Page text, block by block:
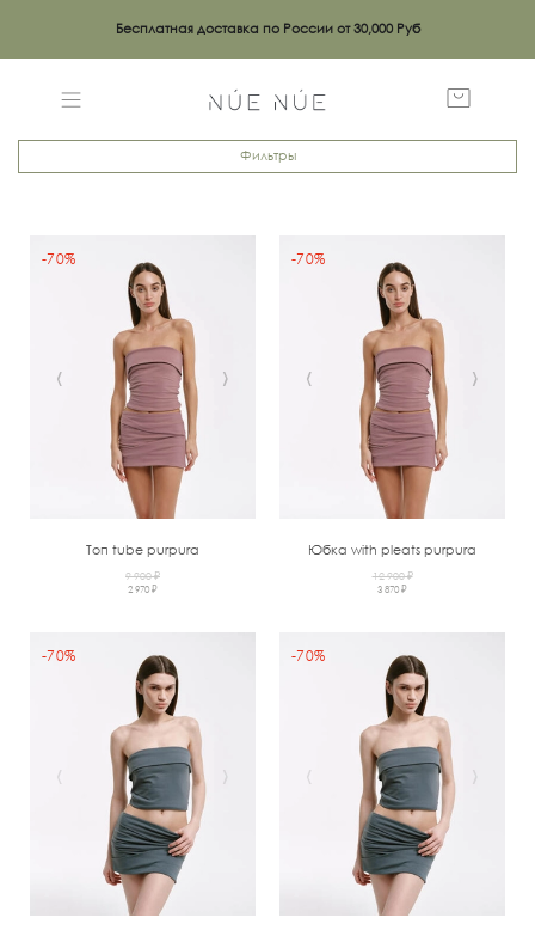
Бесплатная доставка по России от 30,000 Руб
Фильтры
‹ ›
-70%
Топ tube purpura
9 900 ₽
2 970 ₽
‹ ›
-70%
Юбка with pleats purpura
12 900 ₽
3 870 ₽
‹ ›
-70%
‹ ›
-70%